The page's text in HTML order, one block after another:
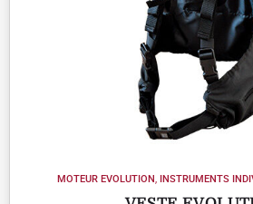
MOTEUR EVOLUTION, INSTRUMENTS